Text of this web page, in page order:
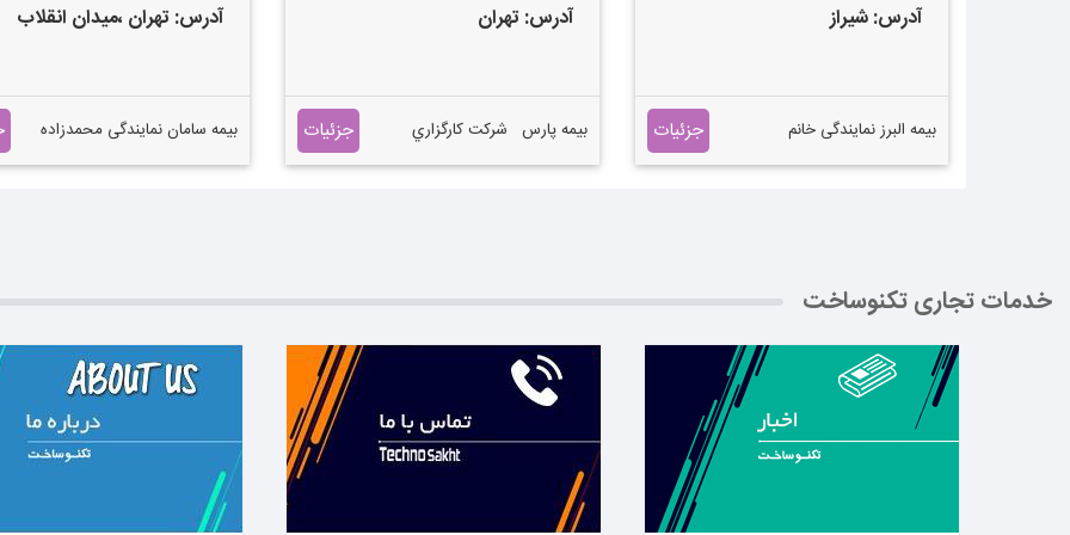
بدنه وثالث بیمه های مسافرتی
آدرس:شیراز
بیمه البرز نمایندگی خانم
جزئیات
آدرس: تهران
بیمه پارس شركت كارگزاري
(كه ناظر بر كليه فعاليت‌هاي
صنعت بيمه در سطح كشور
جمهوري اسلامي ايران مي‌باشد)
، به صورت سهامي خاص
تاسيس گرديد. شركت پارس
همگام، به عنوان كارگزار در
ساختار سازماني صنعت بيمه
جزئیات
آدرس: تهران ،میدان انقلاب
بیمه سامان نمایندگی محمدزاده
خدمات تجاری تکنوساخت
بیشتر بدانید ← بیشتر بدانید ←